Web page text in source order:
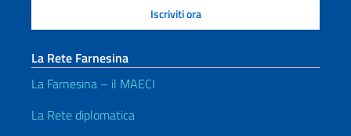
La Rete Farnesina
La Farnesina – il MAECI
La Rete diplomatica